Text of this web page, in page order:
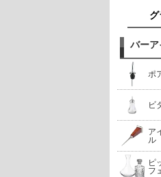
バー
ポ
ビ
ア
ル
ピ
フ